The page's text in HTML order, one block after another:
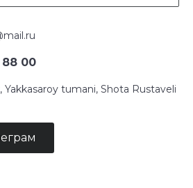
88 00
Yakkasaroy tumani, Shota Rustaveli